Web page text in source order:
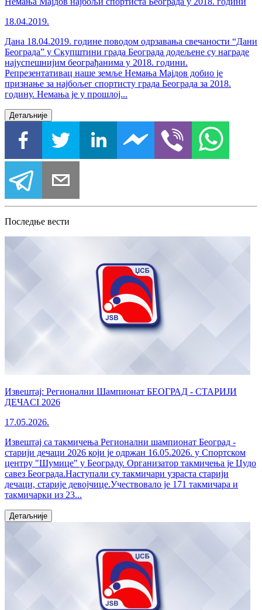
18.04.2019.
Дана 18.04.2019. године поводом одрзавања свечаности “Дани
Београда” у Скупштини града Београда додељене су награде
најуспешнијим београђанима у 2018. години.
Репрезентативац наше земље Немања Мајдов добио је
признање за најбољег спортисту града Београда за 2018.
годину. Немања је у прошлој...
Детаљније
Последње вести
Извештај: Регионални Шампионат БЕОГРАД - СТАРИЈИ
ДЕЧАCI 2026
17.05.2026.
Извештај са такмичења Регионални шампионат Београд -
старији дечаци 2026 који је одржан 16.05.2026. у Спортском
центру "Шумице" у Београду. Организатор такмичења је Џудо
савез Београда.Наступали су такмичари узраста старији
дечаци, старије девојчице.Учествовало је 171 такмичара и
такмичарки из 23...
Детаљније